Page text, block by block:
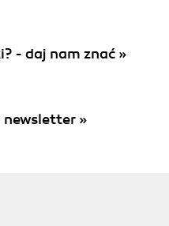
- daj nam znać »
»